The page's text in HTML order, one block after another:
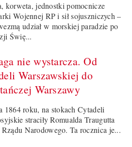
korweta, jednostki pomocnicze
Wojennej RP i sił sojuszniczych –
udział w morskiej paradzie po
Świę...
nie wystarcza. Od
Warszawskiej do
Warszawy
1864 roku, na stokach Cytadeli
straciły Romualda Traugutta
Narodowego. Ta rocznica je...